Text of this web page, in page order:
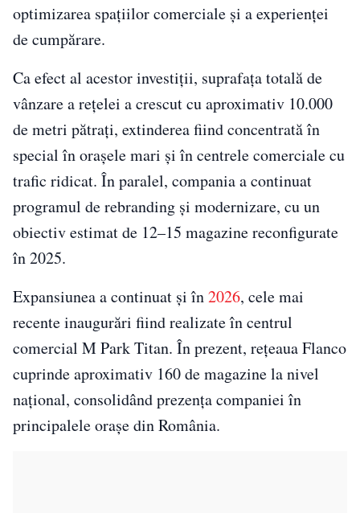
optimizarea spațiilor comerciale și a experienței
de cumpărare.
Ca efect al acestor investiții, suprafața totală de
vânzare a rețelei a crescut cu aproximativ 10.000
de metri pătrați, extinderea fiind concentrată în
special în orașele mari și în centrele comerciale cu
trafic ridicat. În paralel, compania a continuat
programul de rebranding și modernizare, cu un
obiectiv estimat de 12–15 magazine reconfigurate
în 2025.
Expansiunea a continuat și în2026, cele mai
recente inaugurări fiind realizate în centrul
comercial M Park Titan. În prezent, rețeaua Flanco
cuprinde aproximativ 160 de magazine la nivel
național, consolidând prezența companiei în
principalele orașe din România.